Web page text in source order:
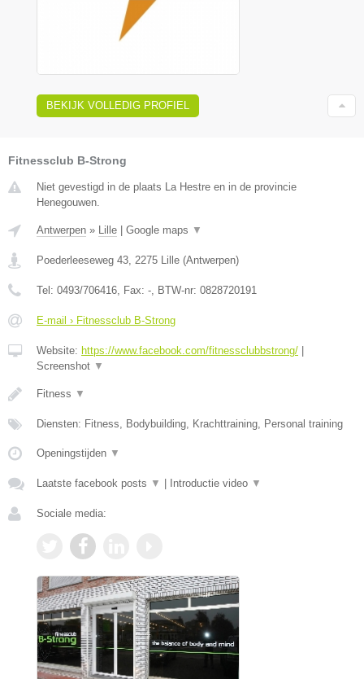
BEKIJK VOLLEDIG PROFIEL
Fitnessclub B-Strong
Niet gevestigd in de plaats La Hestre en in de provincie
Henegouwen.
Antwerpen » Lille | Google maps ▼
Poederleeseweg 43 2275 Lille (Antwerpen)
Tel: 0493/706416 , Fax: - , BTW-nr: 0828720191
E-mail › Fitnessclub B-Strong
Website: https://www.facebook.com/fitnessclubbstrong/ |
Screenshot ▼
Fitness ▼
Diensten: Fitness, Bodybuilding, Krachttraining, Personal training
Openingstijden ▼
Laatste facebook posts ▼ | Introductie video ▼
Sociale media: